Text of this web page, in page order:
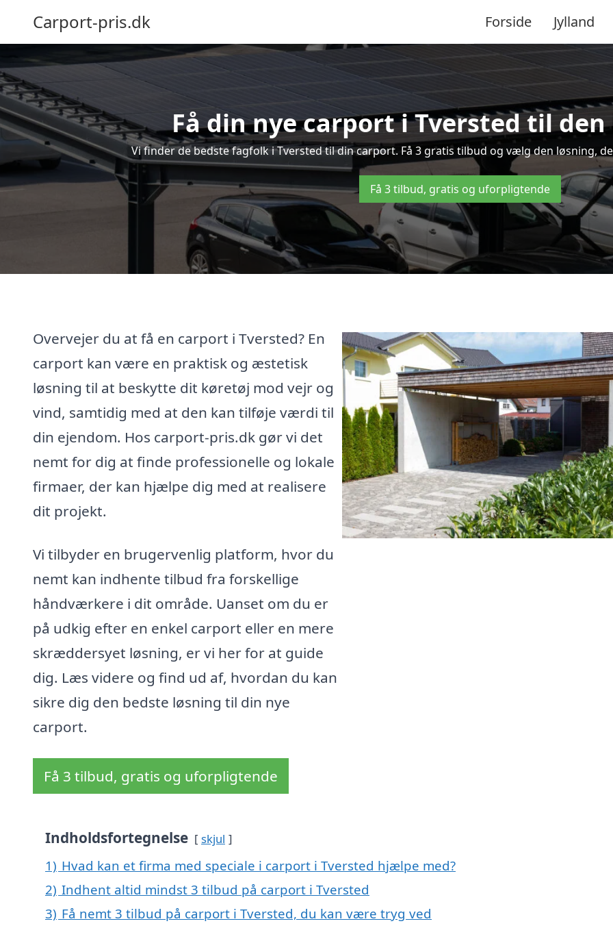
Carport-pris.dk Forside Jylland
Få din nye carport i Tversted til
Vi finder de bedste fagfolk i Tversted til din carport. Få 3 gratis tilbud og vælg den løsning,
Få 3 tilbud, gratis og uforpligtende
Overvejer du at få en carport i Tversted? En
carport kan være en praktisk og æstetisk
løsning til at beskytte dit køretøj mod vejr og
vind, samtidig med at den kan tilføje værdi til
din ejendom. Hos carport-pris.dk gør vi det
nemt for dig at finde professionelle og lokale
firmaer, der kan hjælpe dig med at realisere
dit projekt.
Vi tilbyder en brugervenlig platform, hvor du
nemt kan indhente tilbud fra forskellige
håndværkere i dit område. Uanset om du er
på udkig efter en enkel carport eller en mere
skræddersyet løsning, er vi her for at guide
dig. Læs videre og find ud af, hvordan du kan
sikre dig den bedste løsning til din nye
carport.
Få 3 tilbud, gratis og uforpligtende
Indholdsfortegnelse skjul
1) Hvad kan et firma med speciale i carport i Tversted hjælpe med?
2) Indhent altid mindst 3 tilbud på carport i Tversted
3) Få nemt 3 tilbud på carport i Tversted, du kan være tryg ved